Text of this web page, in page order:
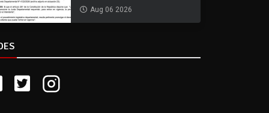
Aug 06 2026